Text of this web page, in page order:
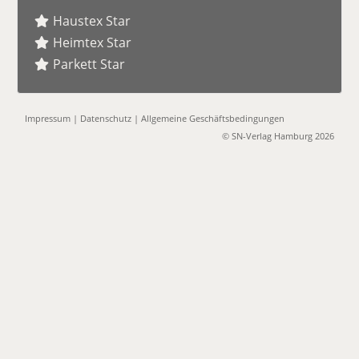
Haustex Star
Heimtex Star
Parkett Star
Impressum | Datenschutz |Allgemeine Geschäftsbedingungen
© SN-Verlag Hamburg 2026